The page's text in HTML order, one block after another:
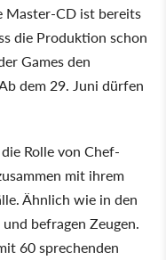
Master-CD ist bereits
die Produktion schon
Games den
dem 29. Juni dürfen
Rolle von Chef-
mit ihrem
Ähnlich wie in den
befragen Zeugen.
60 sprechenden